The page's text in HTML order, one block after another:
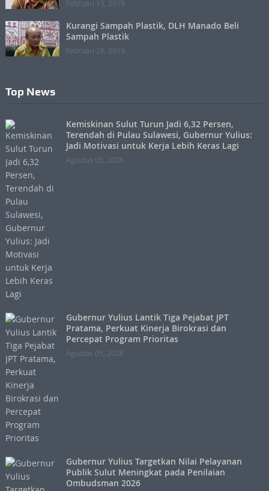
Februari 13, 2019
Kurangi Sampah Plastik, DLH Manado Beli
Sampah Plastik
Februari 26, 2019
Top News
Kemiskinan Sulut Turun Jadi 6,32 Persen,
Terendah di Pulau Sulawesi, Gubernur Yulius:
Jadi Motivasi untuk Kerja Lebih Keras Lagi
Agustus 05, 2026
Gubernur Yulius Lantik Tiga Pejabat JPT
Pratama, Perkuat Kinerja Birokrasi dan
Percepat Program Prioritas
Agustus 05, 2026
Gubernur Yulius Targetkan Nilai Pelayanan
Publik Sulut Meningkat pada Penilaian
Ombudsman 2026